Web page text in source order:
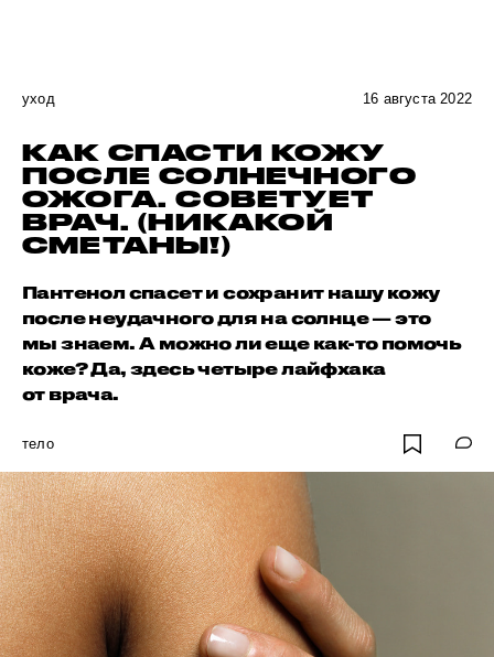
уход 16 августа 2022
КАК СПАСТИ КОЖУ
ПОСЛЕ СОЛНЕЧНОГО
ОЖОГА. СОВЕТУЕТ
ВРАЧ. (НИКАКОЙ
СМЕТАНЫ!)
Пантенол спасет и сохранит нашу кожу
после неудачного для на солнце — это
мы знаем. А можно ли еще как-то помочь
коже? Да, здесь четыре лайфхака
от врача.
тело